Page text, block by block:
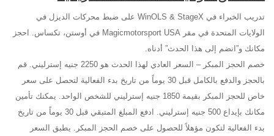
تدريب الخبراء في WinOLS & StageX على ضبط محركات الديزل في
الولايات المتحدة في مقر Magicmotorsport USA في أوستن، تكساس. احجز
مكانك و”انضم إلى هذا الحدث” أدناه.
خصم الحجز المبكر – السعر العادي لهذا الحدث هو 2250 جنيه إسترليني. قم
بالحجز والدفع بالكامل قبل 30 يوماً من تاريخ بدء الفعالية لتحصل على سعر
خاص للحجز المبكر بقيمة 1850 جنيه إسترليني للشخص الواحد. يمكنك تأمين
مكانك بإيداع 500 جنيه إسترليني. ادفع المبلغ المتبقي قبل 30 يوماً من تاريخ
بدء الفعالية لتكون مؤهلاً للحصول على خصم الحجز المبكر. يطبق السعر